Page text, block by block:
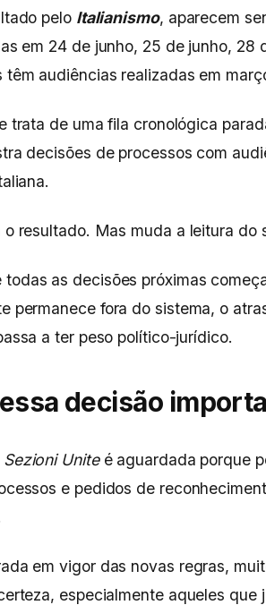
pelo Italianismo, aparecem
em 24 de junho, 25 de junho, 28
audiências realizadas em
trata de uma fila cronológica
decisões de processos com
o resultado. Mas muda a leitura do
todas as decisões próximas
permanece fora do sistema, o
a ter peso político-jurídico.
decisão importa
Sezioni Uniteé aguardada porque
e pedidos de
em vigor das novas regras,
especialmente aqueles que